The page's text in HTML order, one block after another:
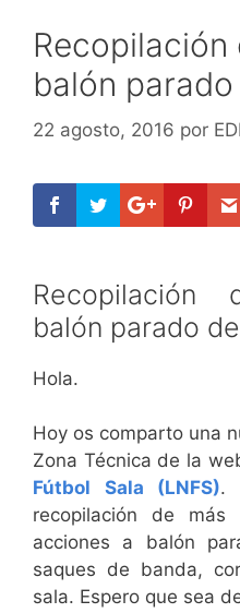
Recopilación
balón
22 agosto, 2016 por
balón parado
Hola.
Hoy os comparto una
Zona Técnica de la
Fútbol Sala (LNFS).
recopilación de
acciones a balón
saques de banda,
sala. Espero que sea